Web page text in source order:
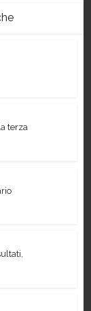
terza